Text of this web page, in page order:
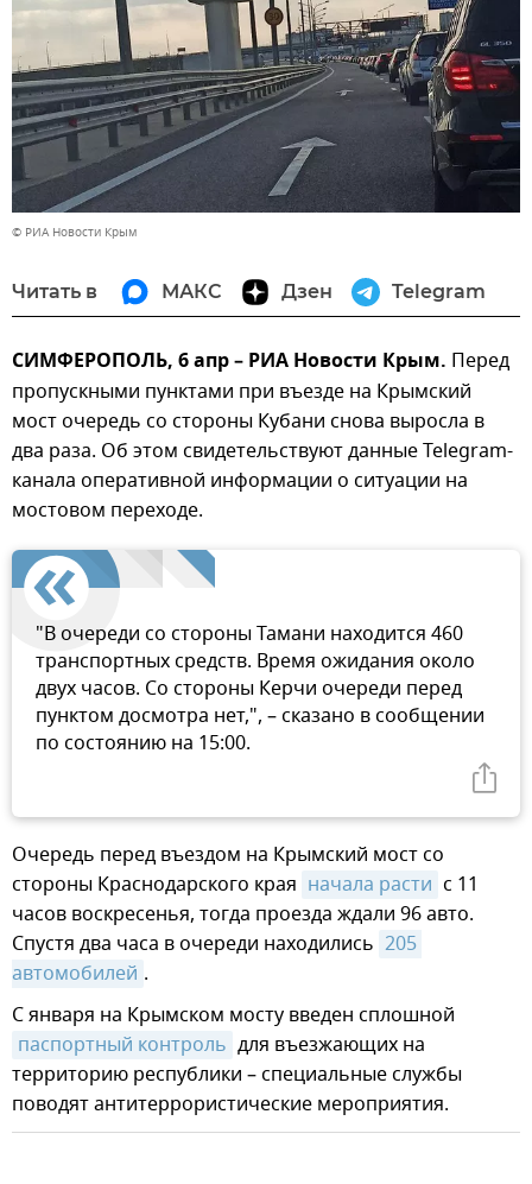
© РИА Новости Крым
Читать в МАКС Дзен Telegram
СИМФЕРОПОЛЬ, 6 апр – РИА Новости Крым. Перед
пропускными пунктами при въезде на Крымский
мост очередь со стороны Кубани снова выросла в
два раза. Об этом свидетельствуют данные Telegram-
канала оперативной информации о ситуации на
мостовом переходе.
"В очереди со стороны Тамани находится 460
транспортных средств. Время ожидания около
двух часов. Со стороны Керчи очереди перед
пунктом досмотра нет,", – сказано в сообщении
по состоянию на 15:00.
Очередь перед въездом на Крымский мост со
стороны Краснодарского края начала расти с 11
часов воскресенья, тогда проезда ждали 96 авто.
Спустя два часа в очереди находились 205
автомобилей .
С января на Крымском мосту введен сплошной
паспортный контроль для въезжающих на
территорию республики – специальные службы
поводят антитеррористические мероприятия.